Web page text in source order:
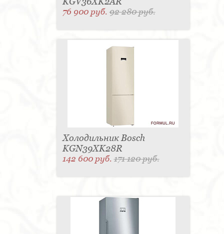
76 900 руб.92 280 руб.
Холодильник Bosch
KGN39XK28R
142 600 руб.171 120 руб.